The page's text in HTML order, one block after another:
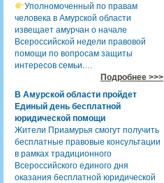
Уполномоченный по правам
человека в Амурской области
извещает амурчан о начале
Всероссийской недели правовой
помощи по вопросам защиты
интересов семьи.…
Подробнее >>>
В Амурской области пройдет
Единый день бесплатной
юридической помощи
Жители Приамурья смогут получить
бесплатные правовые консультации
в рамках традиционного
Всероссийского единого дня
оказания бесплатной юридической